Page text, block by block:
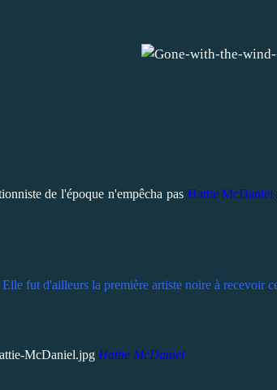
de l'époque n'empêcha pas Hattie McDaniel
Elle fut d'ailleurs la première artiste noire à recevoir
Hattie McDaniel